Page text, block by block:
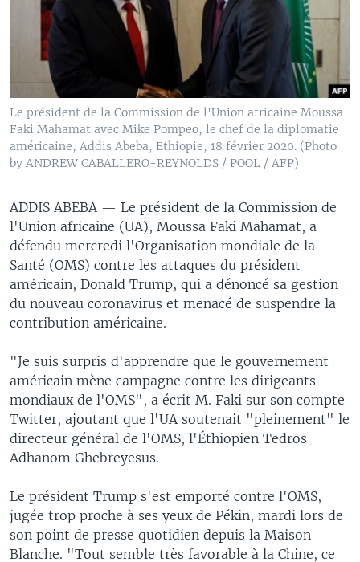
Le président de la Commission de l'Union africaine Moussa
Faki Mahamat avec Mike Pompeo, le chef de la diplomatie
américaine, Addis Abeba, Ethiopie, 18 février 2020. (Photo
by ANDREW CABALLERO-REYNOLDS / POOL / AFP)
ADDIS ABEBA — Le président de la Commission de
l'Union africaine (UA), Moussa Faki Mahamat, a
défendu mercredi l'Organisation mondiale de la
Santé (OMS) contre les attaques du président
américain, Donald Trump, qui a dénoncé sa gestion
du nouveau coronavirus et menacé de suspendre la
contribution américaine.
"Je suis surpris d'apprendre que le gouvernement
américain mène campagne contre les dirigeants
mondiaux de l'OMS", a écrit M. Faki sur son compte
Twitter, ajoutant que l'UA soutenait "pleinement" le
directeur général de l'OMS, l'Éthiopien Tedros
Adhanom Ghebreyesus.
Le président Trump s'est emporté contre l'OMS,
jugée trop proche à ses yeux de Pékin, mardi lors de
son point de presse quotidien depuis la Maison
Blanche. "Tout semble très favorable à la Chine, ce